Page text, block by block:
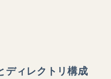
ディレクトリ構成